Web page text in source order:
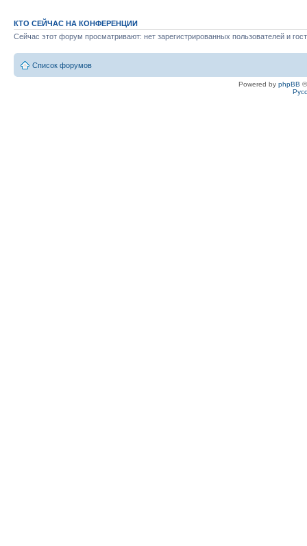
КТО СЕЙЧАС НА КОНФЕРЕНЦИИ
Сейчас этот форум просматривают: нет зарегистрированных пользователей и
Список форумов
Powered by phpBB